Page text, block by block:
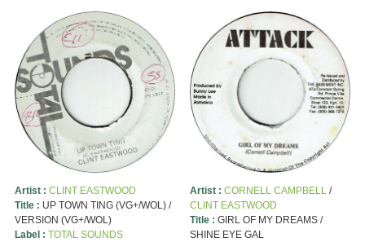
Artist : CLINT EASTWOOD
Title : UP TOWN TING (VG+/WOL) /
VERSION (VG+/WOL)
Label : TOTAL SOUNDS
Artist : CORNELL CAMPBELL/
CLINT EASTWOOD
Title : GIRL OF MY DREAMS /
SHINE EYE GAL